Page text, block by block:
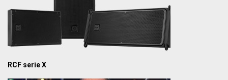
RCF serie X